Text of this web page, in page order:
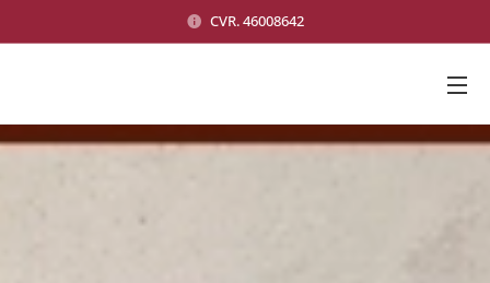
CVR. 46008642